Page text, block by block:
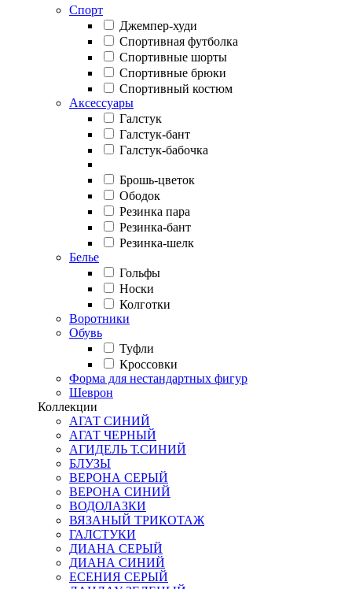
Спорт
Джемпер-худи
Спортивная футболка
Спортивные шорты
Спортивные брюки
Спортивный костюм
Аксессуары
Галстук
Галстук-бант
Галстук-бабочка
Брошь-цветок
Ободок
Резинка пара
Резинка-бант
Резинка-шелк
Белье
Гольфы
Носки
Колготки
Воротники
Обувь
Туфли
Кроссовки
Форма для нестандартных фигур
Шеврон
Коллекции
АГАТ СИНИЙ
АГАТ ЧЕРНЫЙ
АГИДЕЛЬ Т.СИНИЙ
БЛУЗЫ
ВЕРОНА СЕРЫЙ
ВЕРОНА СИНИЙ
ВОДОЛАЗКИ
ВЯЗАНЫЙ ТРИКОТАЖ
ГАЛСТУКИ
ДИАНА СЕРЫЙ
ДИАНА СИНИЙ
ЕСЕНИЯ СЕРЫЙ